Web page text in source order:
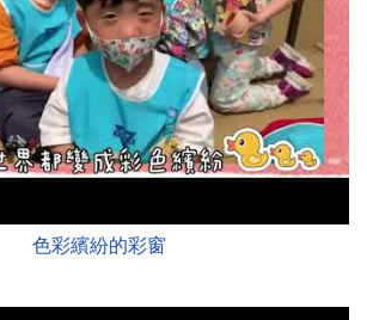
色彩繽紛的彩窗